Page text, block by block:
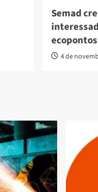
Semad
ecopontos
4 de